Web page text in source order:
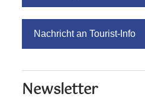
Nachricht an Tourist-Info
Newsletter